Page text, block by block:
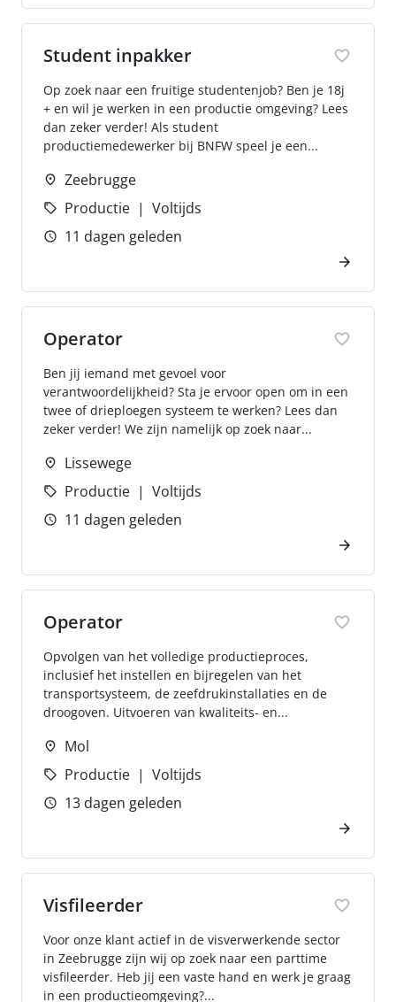
Student inpakker
Op zoek naar een fruitige studentenjob? Ben je 18j
+ en wil je werken in een productie omgeving? Lees
dan zeker verder! Als student
productiemedewerker bij BNFW speel je een...
Zeebrugge
Productie
Voltijds
11 dagen geleden
Operator
Ben jij iemand met gevoel voor
verantwoordelijkheid? Sta je ervoor open om in een
twee of drieploegen systeem te werken? Lees dan
zeker verder! We zijn namelijk op zoek naar...
Lissewege
Productie
Voltijds
11 dagen geleden
Operator
Opvolgen van het volledige productieproces,
inclusief het instellen en bijregelen van het
transportsysteem, de zeefdrukinstallaties en de
droogoven. Uitvoeren van kwaliteits- en...
Mol
Productie
Voltijds
13 dagen geleden
Visfileerder
Voor onze klant actief in de visverwerkende sector
in Zeebrugge zijn wij op zoek naar een parttime
visfileerder. Heb jij een vaste hand en werk je graag
in een productieomgeving?...